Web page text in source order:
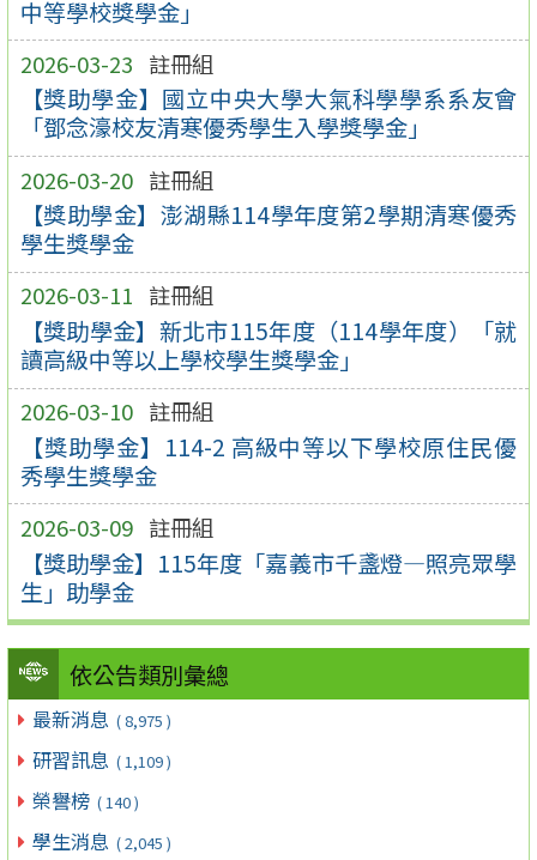
中等學校獎學金」
2026-03-23 註冊組
【獎助學金】國立中央大學大氣科學學系系友會
「鄧念濠校友清寒優秀學生入學獎學金」
2026-03-20 註冊組
【獎助學金】澎湖縣114學年度第2學期清寒優秀
學生獎學金
2026-03-11 註冊組
【獎助學金】新北市115年度（114學年度）「就
讀高級中等以上學校學生獎學金」
2026-03-10 註冊組
【獎助學金】114-2 高級中等以下學校原住民優
秀學生獎學金
2026-03-09 註冊組
【獎助學金】115年度「嘉義市千盞燈—照亮眾學
生」助學金
依公告類別彙總
最新消息 ( 8,975 )
研習訊息 ( 1,109 )
榮譽榜 ( 140 )
學生消息 ( 2,045 )